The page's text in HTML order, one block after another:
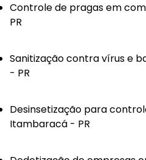
Controle de pragas em
PR
Sanitização contra vírus e
- PR
Desinsetização para
Itambaracá - PR